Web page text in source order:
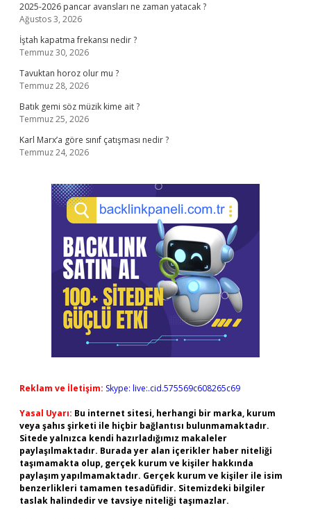
2025-2026 pancar avansları ne zaman yatacak ?
Ağustos 3, 2026
İştah kapatma frekansı nedir ?
Temmuz 30, 2026
Tavuktan horoz olur mu ?
Temmuz 28, 2026
Batık gemi söz müzik kime ait ?
Temmuz 25, 2026
Karl Marx’a göre sınıf çatışması nedir ?
Temmuz 24, 2026
Reklam ve İletişim: Skype: live:.cid.575569c608265c69
Yasal Uyarı: Bu internet sitesi, herhangi bir marka, kurum
veya şahıs şirketi ile hiçbir bağlantısı bulunmamaktadır.
Sitede yalnızca kendi hazırladığımız makaleler
paylaşılmaktadır. Burada yer alan içerikler haber niteliği
taşımamakta olup, gerçek kurum ve kişiler hakkında
paylaşım yapılmamaktadır. Gerçek kurum ve kişiler ile isim
benzerlikleri tamamen tesadüfidir. Sitemizdeki bilgiler
taslak halindedir ve tavsiye niteliği taşımazlar.